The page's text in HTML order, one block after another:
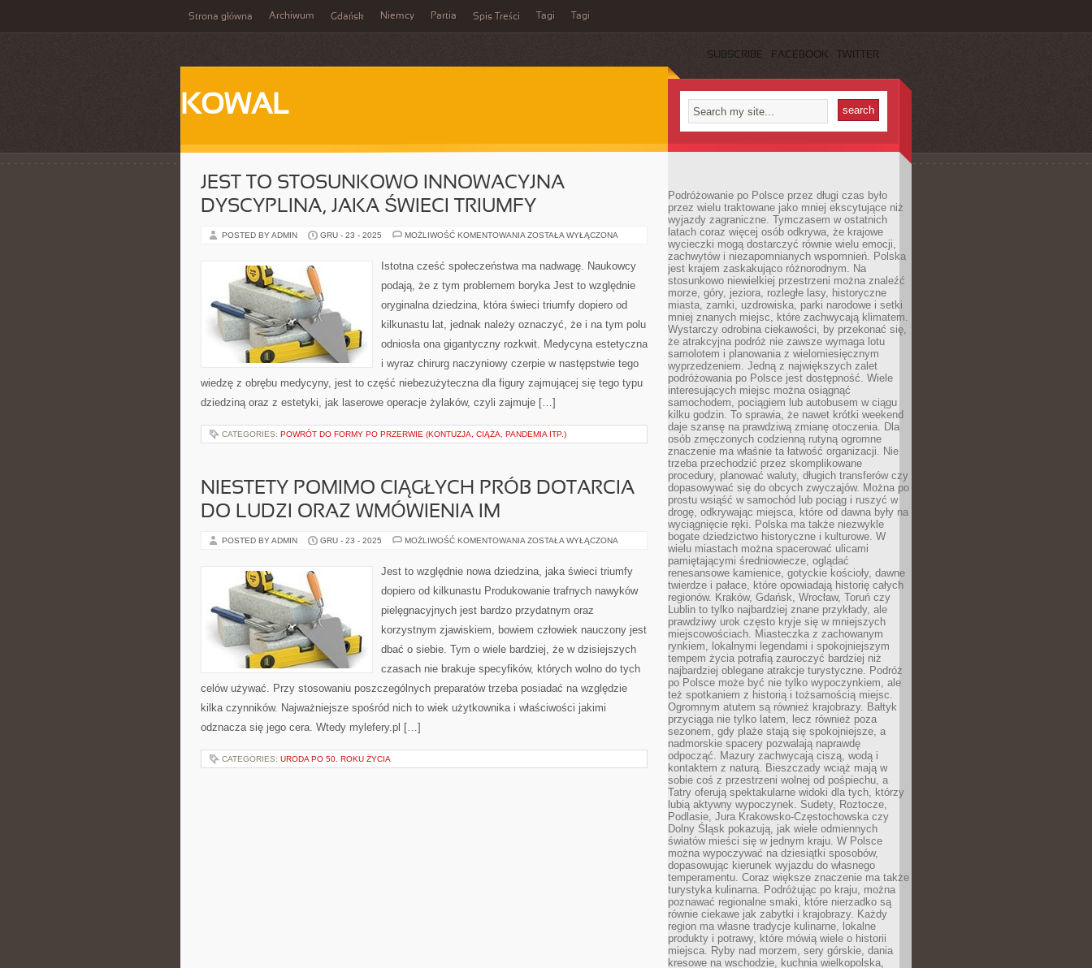
Strona główna Archiwum Gdańsk Niemcy Partia Spis Treści Tagi Tagi
SUBSCRIBE FACEBOOK TWITTER
KOWAL
JEST TO STOSUNKOWO INNOWACYJNA
DYSCYPLINA, JAKA ŚWIECI TRIUMFY
POSTED BY ADMIN GRU - 23 - 2025 MOŻLIWOŚĆ KOMENTOWANIA JEST
INNOWACYJNA
DYSCYPLINA,
ŚWIECI
ZOSTAŁA WYŁĄCZONA
Istotna cześć społeczeństwa ma nadwagę. Naukowcy
podają, że z tym problemem boryka Jest to względnie
oryginalna dziedzina, która świeci triumfy dopiero od
kilkunastu lat, jednak należy oznaczyć, że i na tym polu
odniosła ona gigantyczny rozkwit. Medycyna estetyczna
i wyraz chirurg naczyniowy czerpie w następstwie tego
wiedzę z obrębu medycyny, jest to część niebezużyteczna dla figury zajmującej się tego typu
dziedziną oraz z estetyki, jak laserowe operacje żylaków, czyli zajmuje […]
CATEGORIES: POWRÓT DO FORMY PO PRZERWIE (KONTUZJA, CIĄŻA, PANDEMIA ITP.)
NIESTETY POMIMO CIĄGŁYCH PRÓB DOTARCIA
DO LUDZI ORAZ WMÓWIENIA IM
POSTED BY ADMIN GRU - 23 - 2025 MOŻLIWOŚĆ KOMENTOWANIA NIESTETY
PRÓB
DOTARCIA
LUDZI
WMÓWIENIA
ZOSTAŁA WYŁĄCZONA
Jest to względnie nowa dziedzina, jaka świeci triumfy
dopiero od kilkunastu Produkowanie trafnych nawyków
pielęgnacyjnych jest bardzo przydatnym oraz
korzystnym zjawiskiem, bowiem człowiek nauczony jest
dbać o siebie. Tym o wiele bardziej, że w dzisiejszych
czasach nie brakuje specyfików, których wolno do tych
celów używać. Przy stosowaniu poszczególnych preparatów trzeba posiadać na względzie
kilka czynników. Najważniejsze spośród nich to wiek użytkownika i właściwości jakimi
odznacza się jego cera. Wtedy mylefery.pl […]
CATEGORIES: URODA PO 50. ROKU ŻYCIA
Podróżowanie po Polsce przez długi czas było
przez wielu traktowane jako mniej ekscytujące niż
wyjazdy zagraniczne. Tymczasem w ostatnich
latach coraz więcej osób odkrywa, że krajowe
wycieczki mogą dostarczyć równie wielu emocji,
zachwytów i niezapomnianych wspomnień. Polska
jest krajem zaskakująco różnorodnym. Na
stosunkowo niewielkiej przestrzeni można znaleźć
morze, góry, jeziora, rozległe lasy, historyczne
miasta, zamki, uzdrowiska, parki narodowe i setki
mniej znanych miejsc, które zachwycają klimatem.
Wystarczy odrobina ciekawości, by przekonać się,
że atrakcyjna podróż nie zawsze wymaga lotu
samolotem i planowania z wielomiesięcznym
wyprzedzeniem. Jedną z największych zalet
podróżowania po Polsce jest dostępność. Wiele
interesujących miejsc można osiągnąć
samochodem, pociągiem lub autobusem w ciągu
kilku godzin. To sprawia, że nawet krótki weekend
daje szansę na prawdziwą zmianę otoczenia. Dla
osób zmęczonych codzienną rutyną ogromne
znaczenie ma właśnie ta łatwość organizacji. Nie
trzeba przechodzić przez skomplikowane
procedury, planować waluty, długich transferów czy
dopasowywać się do obcych zwyczajów. Można po
prostu wsiąść w samochód lub pociąg i ruszyć w
drogę, odkrywając miejsca, które od dawna były na
wyciągnięcie ręki. Polska ma także niezwykle
bogate dziedzictwo historyczne i kulturowe. W
wielu miastach można spacerować ulicami
pamiętającymi średniowiecze, oglądać
renesansowe kamienice, gotyckie kościoły, dawne
twierdze i pałace, które opowiadają historię całych
regionów. Kraków, Gdańsk, Wrocław, Toruń czy
Lublin to tylko najbardziej znane przykłady, ale
prawdziwy urok często kryje się w mniejszych
miejscowościach. Miasteczka z zachowanym
rynkiem, lokalnymi legendami i spokojniejszym
tempem życia potrafią zauroczyć bardziej niż
najbardziej oblegane atrakcje turystyczne. Podróż
po Polsce może być nie tylko wypoczynkiem, ale
też spotkaniem z historią i tożsamością miejsc.
Ogromnym atutem są również krajobrazy. Bałtyk
przyciąga nie tylko latem, lecz również poza
sezonem, gdy plaże stają się spokojniejsze, a
nadmorskie spacery pozwalają naprawdę
odpocząć. Mazury zachwycają ciszą, wodą i
kontaktem z naturą. Bieszczady wciąż mają w
sobie coś z przestrzeni wolnej od pośpiechu, a
Tatry oferują spektakularne widoki dla tych, którzy
lubią aktywny wypoczynek. Sudety, Roztocze,
Podlasie, Jura Krakowsko-Częstochowska czy
Dolny Śląsk pokazują, jak wiele odmiennych
światów mieści się w jednym kraju. W Polsce
można wypoczywać na dziesiątki sposobów,
dopasowując kierunek wyjazdu do własnego
temperamentu. Coraz większe znaczenie ma także
turystyka kulinarna. Podróżując po kraju, można
poznawać regionalne smaki, które nierzadko są
równie ciekawe jak zabytki i krajobrazy. Każdy
region ma własne tradycje kulinarne, lokalne
produkty i potrawy, które mówią wiele o historii
miejsca. Ryby nad morzem, sery górskie, dania
kresowe na wschodzie, kuchnia wielkopolska,